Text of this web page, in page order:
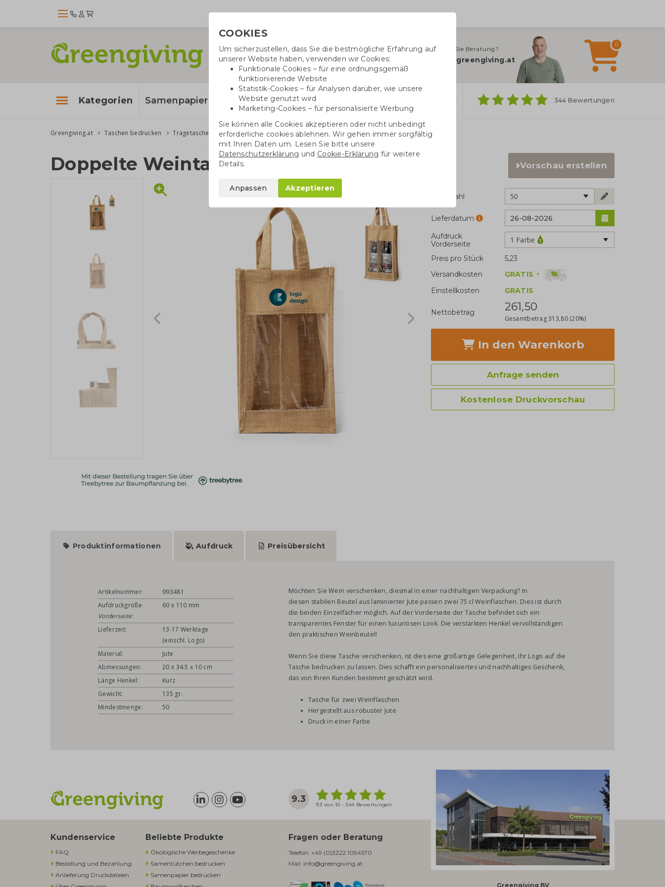
Benötigen Sie Beratung?
info@greengiving.at
0
Kategorien Samenpapier Baumwolltaschen Kugelschreiber 344 Bewertungen
Greengiving.at Taschen bedrucken Tragetaschen Jutebeutel Doppelte Weintasche
Doppelte Weintasche Vorschau erstellen
Stückzahl 50
Lieferdatum
Aufdruck
Vorderseite
1 Farbe
Preis pro Stück
5,23
Versandkosten
GRATIS +
Einstellkosten
GRATIS
Nettobetrag 261,50
Gesamtbetrag313,80 (20%)
In den Warenkorb
Anfrage senden
Kostenlose Druckvorschau
Produktinformationen Aufdruck Preisübersicht
Artikelnummer:
993481
Aufdruckgröße
Vorderseite:
60 x 110 mm
Lieferzeit:
13-17 Werktage
(einschl. Logo)
Material:
Jute
Abmessungen:
20 x 34.5 x 10 cm
Länge Henkel:
Kurz
Gewicht:
135 gr.
Mindestmenge:
50
Möchten Sie Wein verschenken, diesmal in einer nachhaltigen Verpackung? In
diesen stabilen Beutel aus laminierter Jute passen zwei 75 cl Weinflaschen. Dies ist durch
die beiden Einzelfächer möglich. Auf der Vorderseite der Tasche befindet sich ein
transparentes Fenster für einen luxuriösen Look. Die verstärkten Henkel vervollständigen
den praktischen Weinbeutel!
Wenn Sie diese Tasche verschenken, ist dies eine großartige Gelegenheit, Ihr Logo auf die
Tasche bedrucken zu lassen. Dies schafft ein personalisiertes und nachhaltiges Geschenk,
das von Ihren Kunden bestimmt geschätzt wird.
Tasche für zwei Weinflaschen
Hergestellt aus robuster Jute
Druck in einer Farbe
9.3
9.3 von 10 - 344 Bewertungen
Kundenservice
FAQ
Bestellung und Bezahlung
Anlieferung Druckdateien
Beliebte Produkte
Ökologische Werbegeschenke​
Samentütchen bedrucken
Samenpapier bedrucken
Fragen oder Beratung
Telefon: +49 (0)3222 1094570
Mail: info@greengiving.at
Greengiving BV
COOKIES
Um sicherzustellen, dass Sie die bestmögliche Erfahrung auf
unserer Website haben, verwenden wir Cookies:
Funktionale Cookies – für eine ordnungsgemäß
funktionierende Website
Statistik-Cookies – für Analysen darüber, wie unsere
Website genutzt wird
Marketing-Cookies – für personalisierte Werbung
Sie können alle Cookies akzeptieren oder nicht unbedingt
erforderliche cookies ablehnen. Wir gehen immer sorgfältig
mit Ihren Daten um. Lesen Sie bitte unsere
Datenschutzerklärung und Cookie-Erklärung für weitere
Details.
Anpassen Akzeptieren